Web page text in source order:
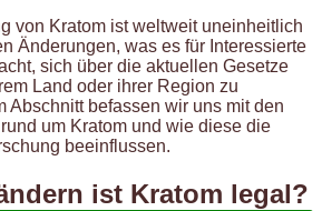
von Kratom ist weltweit uneinheitlich
Änderungen, was es für Interessierte
sich über die aktuellen Gesetze
Land oder ihrer Region zu
Abschnitt befassen wir uns mit den
um Kratom und wie diese die
beeinflussen.
ist Kratom legal?